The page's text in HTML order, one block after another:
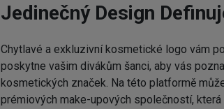
Jedinečný Design
Chytlavé a exkluzivní kosmetické logo vám
poskytne vašim divákům šanci, aby vás
kosmetických značek. Na této platformě
prémiových make-upových společností, která